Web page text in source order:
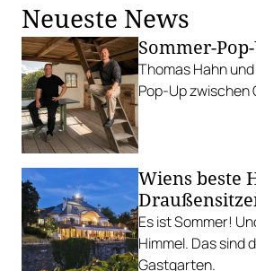
Neueste News
Sommer-
Thomas Hahn
Pop-Up zwischen
Wiens beste
Es ist Sommer!
Himmel. Das
Gastgarten.